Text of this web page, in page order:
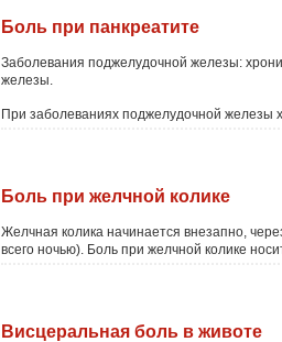
Боль при панкреатите
Заболевания поджелудочной железы:
железы.
При заболеваниях поджелудочной железы
Боль при желчной колике
Желчная колика начинается внезапно,
всего ночью). Боль при желчной колике
Висцеральная боль в животе